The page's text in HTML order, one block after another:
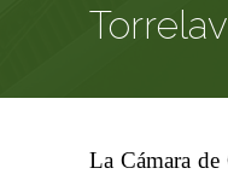
La Cámara